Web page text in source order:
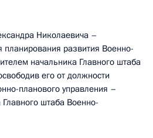
Николаевича –
планирования развития Военно-
начальника Главного штаба
его от должности
планового управления –
штаба Военно-